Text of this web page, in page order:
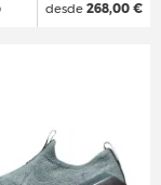
desde268,00 €